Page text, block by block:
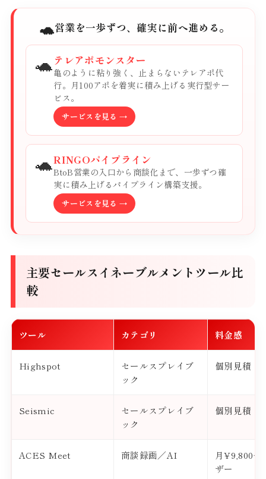
🐢営業を一歩ずつ、確実に前へ進める。
🐢 テレアポモンスター
亀のように粘り強く、止まらないテレアポ代
行。月100アポを着実に積み上げる実行型サー
ビス。
サービスを見る →
🐢RINGOパイプライン
BtoB営業の入口から商談化まで、一歩ずつ確
実に積み上げるパイプライン構築支援。
サービスを見る →
主要セールスイネーブルメントツール比
較
ツール カテゴリ 料金感
Highspot
セールスプレイブ
ック
個別見積
Seismic
セールスプレイブ
ック
個別見積
ACES Meet 商談録画／AI
月¥9,800〜
ザー